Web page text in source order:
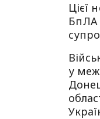
Цієї
БпЛА
у